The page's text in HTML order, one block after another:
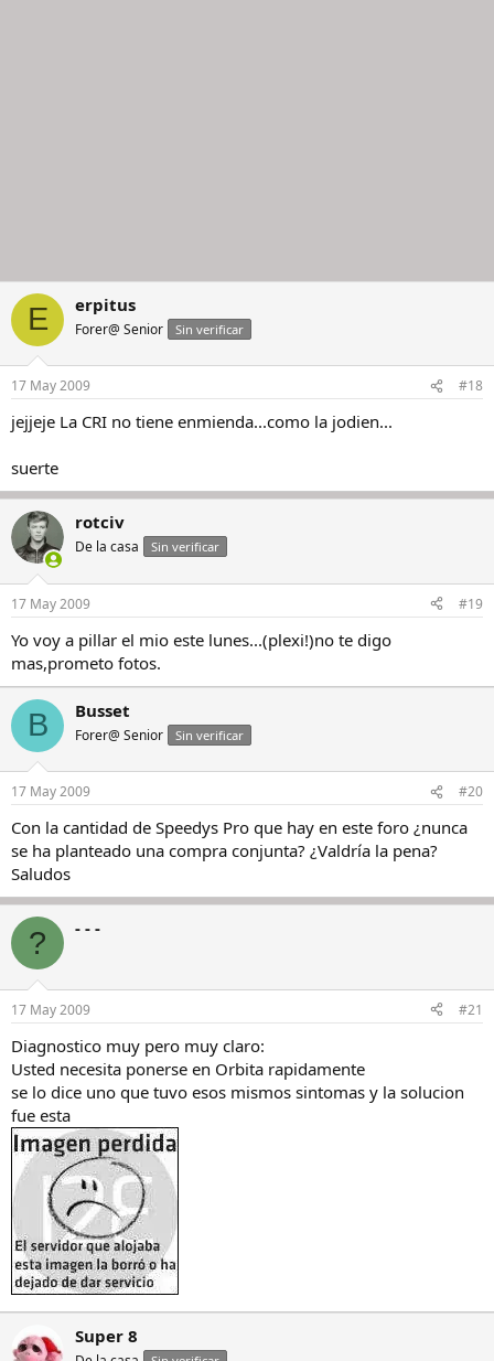
E erpitus
Forer@ Senior Sin verificar
17 May 2009 #18
jejjeje La CRI no tiene enmienda...como la jodien...
suerte
rotciv
De la casa Sin verificar
17 May 2009 #19
Yo voy a pillar el mio este lunes...(plexi!)no te digo
mas,prometo fotos.
B Busset
Forer@ Senior Sin verificar
17 May 2009 #20
Con la cantidad de Speedys Pro que hay en este foro ¿nunca
se ha planteado una compra conjunta? ¿Valdría la pena?
Saludos
? - - -
17 May 2009 #21
Diagnostico muy pero muy claro:
Usted necesita ponerse en Orbita rapidamente
se lo dice uno que tuvo esos mismos sintomas y la solucion
fue esta
Super 8